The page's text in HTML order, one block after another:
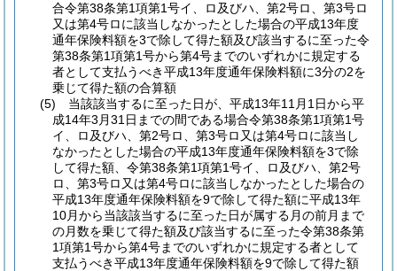
合令第38条第1項第1号イ、ロ及びハ、第2号ロ、第3号ロ
又は第4号ロに該当しなかったとした場合の平成13年度
通年保険料額を3で除して得た額及び該当するに至った令
第38条第1項第1号から第4号までのいずれかに規定する
者として支払うべき平成13年度通年保険料額に3分の2を
乗じて得た額の合算額
(5)
当該該当するに至った日が、平成13年11月1日から平
成14年3月31日までの間である場合令第38条第1項第1号
イ、ロ及びハ、第2号ロ、第3号ロ又は第4号ロに該当し
なかったとした場合の平成13年度通年保険料額を3で除
して得た額、令第38条第1項第1号イ、ロ及びハ、第2号
ロ、第3号ロ又は第4号ロに該当しなかったとした場合の
平成13年度通年保険料額を9で除して得た額に平成13年
10月から当該該当するに至った日が属する月の前月まで
の月数を乗じて得た額及び該当するに至った令第38条第
1項第1号から第4号までのいずれかに規定する者として
支払うべき平成13年度通年保険料額を9で除して得た額